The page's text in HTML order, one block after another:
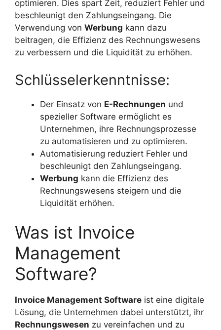
optimieren. Dies spart Zeit, reduziert Fehler und
beschleunigt den Zahlungseingang. Die
Verwendung von Werbung kann dazu
beitragen, die Effizienz des Rechnungswesens
zu verbessern und die Liquidität zu erhöhen.
Schlüsselerkenntnisse:
Der Einsatz von E-Rechnungen und
spezieller Software ermöglicht es
Unternehmen, ihre Rechnungsprozesse
zu automatisieren und zu optimieren.
Automatisierung reduziert Fehler und
beschleunigt den Zahlungseingang.
Werbung kann die Effizienz des
Rechnungswesens steigern und die
Liquidität erhöhen.
Was ist Invoice
Management
Software?
Invoice Management Software ist eine digitale
Lösung, die Unternehmen dabei unterstützt, ihr
Rechnungswesen zu vereinfachen und zu